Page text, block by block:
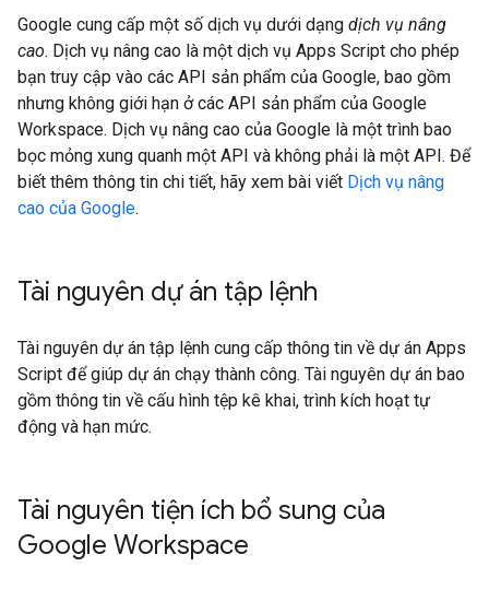
Google cung cấp một số dịch vụ dưới dạng dịch vụ nâng
cao. Dịch vụ nâng cao là một dịch vụ Apps Script cho phép
bạn truy cập vào các API sản phẩm của Google, bao gồm
nhưng không giới hạn ở các API sản phẩm của Google
Workspace. Dịch vụ nâng cao của Google là một trình bao
bọc mỏng xung quanh một API và không phải là một API. Để
biết thêm thông tin chi tiết, hãy xem bài viết Dịch vụ nâng
cao của Google.
Tài nguyên dự án tập lệnh
Tài nguyên dự án tập lệnh cung cấp thông tin về dự án Apps
Script để giúp dự án chạy thành công. Tài nguyên dự án bao
gồm thông tin về cấu hình tệp kê khai, trình kích hoạt tự
động và hạn mức.
Tài nguyên tiện ích bổ sung của
Google Workspace